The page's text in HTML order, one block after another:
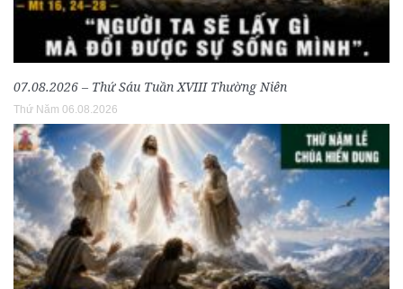
07.08.2026 – Thứ Sáu Tuần XVIII Thường Niên
Thứ Năm 06.08.2026